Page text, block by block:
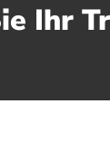
Ihr